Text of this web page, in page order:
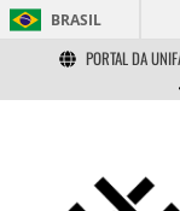
BRASIL
PORTAL DA